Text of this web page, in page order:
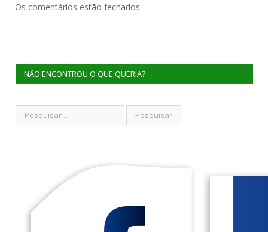
Os comentários estão fechados.
NÃO ENCONTROU O QUE QUERIA?